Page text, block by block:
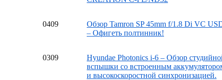
0409
Обзор Tamron SP 45mm f/1.8 Di VC
– Офигеть полтинник!
0309
Hyundae Photonics i-6 – Обзор
вспышки со встроенным
и высокоскоростной синхронизацией.